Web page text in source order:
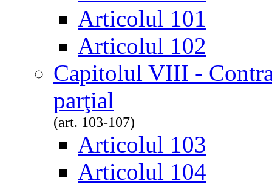
Articolul 101
Articolul 102
Capitolul VIII -
parţial
(art. 103-107)
Articolul 103
Articolul 104